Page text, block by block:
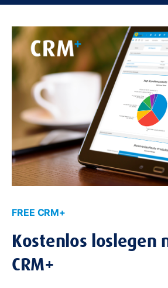
FREE CRM+
Kostenlos loslegen
CRM+